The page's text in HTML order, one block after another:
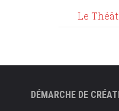
Le
DÉMARCHE DE